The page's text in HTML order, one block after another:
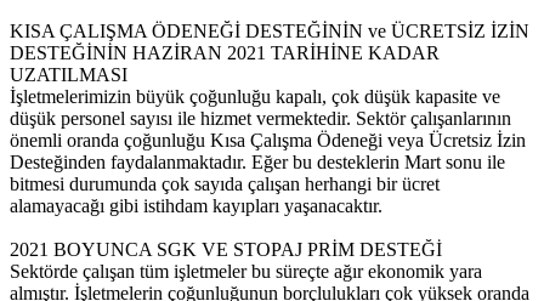
KISA ÇALIŞMA ÖDENEĞİ DESTEĞİNİN ve ÜCRETSİZ İZİN
DESTEĞİNİN HAZİRAN 2021 TARİHİNE KADAR
UZATILMASI
İşletmelerimizin büyük çoğunluğu kapalı, çok düşük kapasite ve
düşük personel sayısı ile hizmet vermektedir. Sektör çalışanlarının
önemli oranda çoğunluğu Kısa Çalışma Ödeneği veya Ücretsiz İzin
Desteğinden faydalanmaktadır. Eğer bu desteklerin Mart sonu ile
bitmesi durumunda çok sayıda çalışan herhangi bir ücret
alamayacağı gibi istihdam kayıpları yaşanacaktır.
2021 BOYUNCA SGK VE STOPAJ PRİM DESTEĞİ
Sektörde çalışan tüm işletmeler bu süreçte ağır ekonomik yara
almıştır. İşletmelerin çoğunluğunun borçlulukları çok yüksek oranda